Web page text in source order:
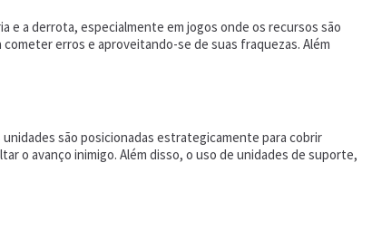
e a derrota, especialmente em jogos onde os recursos são
erros e aproveitando-se de suas fraquezas. Além
são posicionadas estrategicamente para cobrir
o avanço inimigo. Além disso, o uso de unidades de suporte,